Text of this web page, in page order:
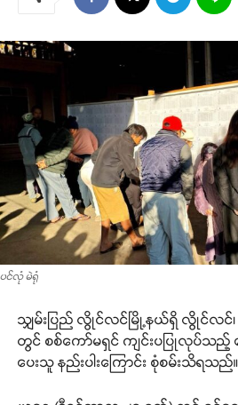
ပင်လုံ မဲရုံ
သျှမ်းပြည် လွိုင်လင်မြို့နယ်ရှိ လွိုင်လင်၊ ပ
တွင် စစ်ကော်မရှင် ကျင်းပပြုလုပ်သည့်
ပေးသူ နည်းပါးကြောင်း စုံစမ်းသိရသည်။